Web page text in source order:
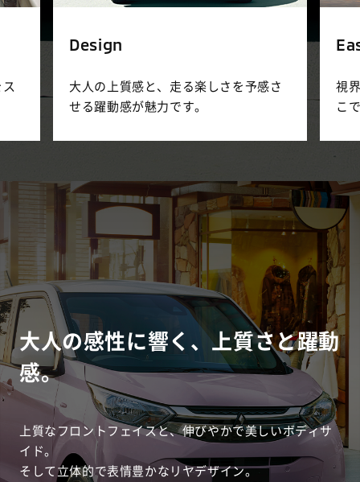
Design
大人の上質感と、走る楽しさを 予感さ
せる躍動感が魅力です。
視
こ
大人の感性に響く、上質さと躍動
感。
上質なフロントフェイスと、伸びやかで美しいボディサ
イド。
そして立体的で表情豊かなリヤデザイン。